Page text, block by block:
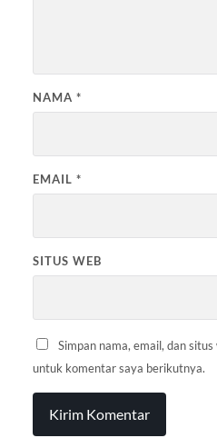
NAMA *
EMAIL *
SITUS WEB
Simpan nama, email, dan
untuk komentar saya berikutnya.